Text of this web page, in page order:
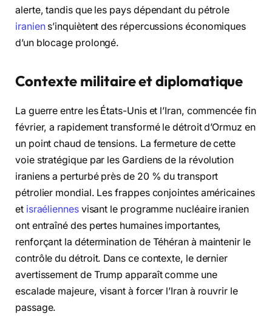
alerte, tandis que les pays dépendant du pétrole
iraniens’inquiètent des répercussions économiques
d’un blocage prolongé.
Contexte militaire et diplomatique
La guerre entre les États-Unis et l’Iran, commencée fin
février, a rapidement transformé le détroit d’Ormuz en
un point chaud de tensions. La fermeture de cette
voie stratégique par les Gardiens de la révolution
iraniens a perturbé près de 20 % du transport
pétrolier mondial. Les frappes conjointes américaines
et israéliennesvisant le programme nucléaire iranien
ont entraîné des pertes humaines importantes,
renforçant la détermination de Téhéran à maintenir le
contrôle du détroit. Dans ce contexte, le dernier
avertissement de Trump apparaît comme une
escalade majeure, visant à forcer l’Iran à rouvrir le
passage.